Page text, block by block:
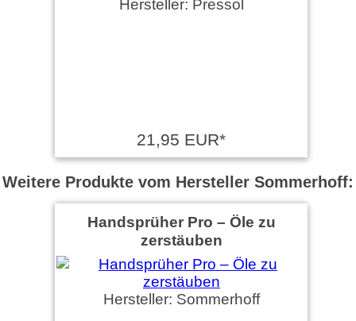
Hersteller: Pressol
21,95 EUR*
Weitere Produkte vom Hersteller Sommerhoff:
Handsprüher Pro – Öle zu
zerstäuben
Hersteller: Sommerhoff